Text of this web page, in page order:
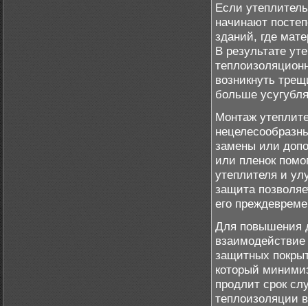
Если
начинают
зданий, где
В результате
возникнуть
больше
Монтаж
замены или
или пленок
утеплителя и
защита
его
Для повышения
защитных
который
продлит срок
теплоизоляции